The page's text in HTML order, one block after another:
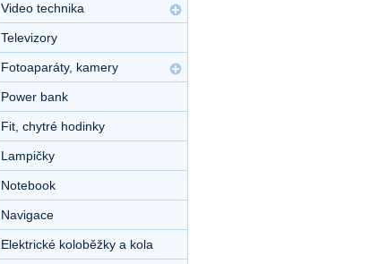
Video technika
Televizory
Fotoaparáty, kamery
Power bank
Fit, chytré hodinky
Lampičky
Notebook
Navigace
Elektrické koloběžky a kola